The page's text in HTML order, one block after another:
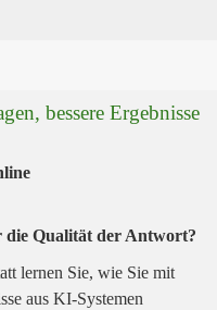
bessere Ergebnisse
die Qualität der Antwort?
lernen Sie, wie Sie mit
aus KI-Systemen